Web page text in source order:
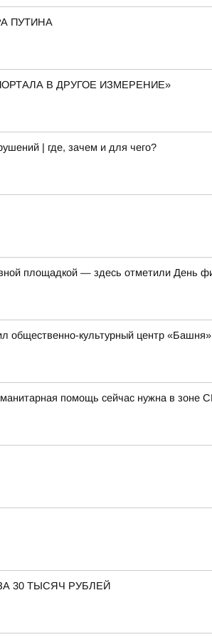
ПУТИНА
В ДРУГОЕ ИЗМЕРЕНИЕ»
| где, зачем и для чего?
площадкой — здесь отметили День
общественно-культурный центр
помощь сейчас нужна в зоне
30 ТЫСЯЧ РУБЛЕЙ